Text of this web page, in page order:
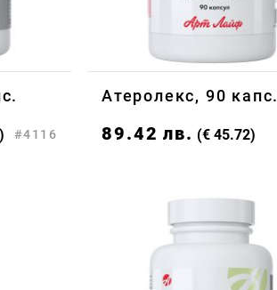
#4116
Атеролекс, 90 капс.
89.42 лв. (€ 45.72)